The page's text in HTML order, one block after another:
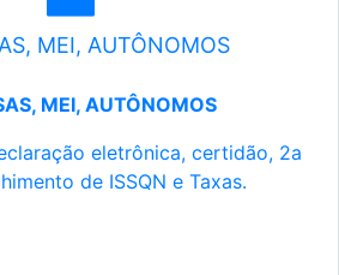
MEI, AUTÔNOMOS
MEI, AUTÔNOMOS
eletrônica, certidão, 2a
de ISSQN e Taxas.